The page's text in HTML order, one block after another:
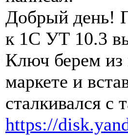
Добрый день!
к 1С УТ 10.3
Ключ берем из
маркете и
сталкивался с
https://